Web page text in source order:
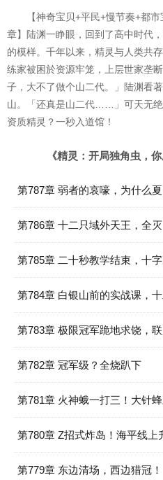
【神奇宝贝+平民+慢节奏+都
章】陆渊一睁眼，回到了高中时代
的模样。千年以来，精灵与人类共
练家被困於资源牢笼，上层世家垄
子，大不了做个山二代。」陆渊看
山。「还真是山二代……」可天无
资质精灵？一秒入道馆！
《精灵：开局独角虫，
第787章 弱者的哀嚎，为什么
第786章 十二只域外天王，全灭
第785章 二十秒教学结束，十字
第784章 白银山前的实战课，
第783章 极限冠军跪地求饶，
第782章 冠军级？全烧趴下
第781章 火神蛾一打三！大针
第780章 Z招式炸岛！海平线上
第779章 东边清场，西边猎冠！